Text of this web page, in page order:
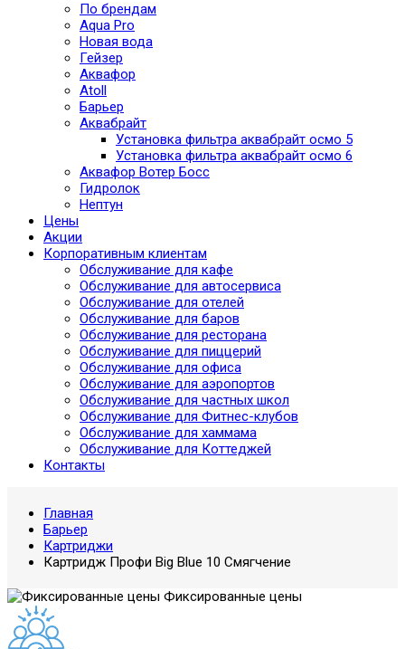
По брендам
Aqua Pro
Новая вода
Гейзер
Аквафор
Atoll
Барьер
Аквабрайт
Установка фильтра аквабрайт осмо 5
Установка фильтра аквабрайт осмо 6
Аквафор Вотер Босс
Гидролок
Нептун
Цены
Акции
Корпоративным клиентам
Обслуживание для кафе
Обслуживание для автосервиса
Обслуживание для отелей
Обслуживание для баров
Обслуживание для ресторана
Обслуживание для пиццерий
Обслуживание для офиса
Обслуживание для аэропортов
Обслуживание для частных школ
Обслуживание для Фитнес-клубов
Обслуживание для хаммама
Обслуживание для Коттеджей
Контакты
Главная
Барьер
Картриджи
Картридж Профи Big Blue 10 Смягчение
Фиксированные цены